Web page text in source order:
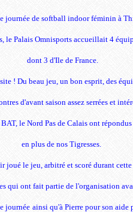
journée de softball indoor féminin à
le Palais Omnisports accueillait 4
dont 3 d'Ile de France.
! Du beau jeu, un bon esprit, des
d'avant saison assez serrées et
le Nord Pas de Calais ont répondus
en plus de nos Tigresses.
joué le jeu, arbitré et scoré durant
qui ont fait partie de l'organisation
journée ainsi qu'à Pierre pour son aide